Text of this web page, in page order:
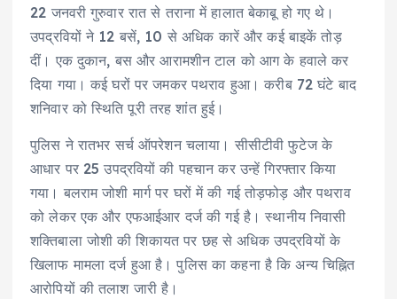
22 जनवरी गुरुवार रात से तराना में हालात बेकाबू हो गए थे।
उपद्रवियों ने 12 बसें, 10 से अधिक कारें और कई बाइकें तोड़
दीं। एक दुकान, बस और आरामशीन टाल को आग के हवाले कर
दिया गया। कई घरों पर जमकर पथराव हुआ। करीब 72 घंटे बाद
शनिवार को स्थिति पूरी तरह शांत हुई।
पुलिस ने रातभर सर्च ऑपरेशन चलाया। सीसीटीवी फुटेज के
आधार पर 25 उपद्रवियों की पहचान कर उन्हें गिरफ्तार किया
गया। बलराम जोशी मार्ग पर घरों में की गई तोड़फोड़ और पथराव
को लेकर एक और एफआईआर दर्ज की गई है। स्थानीय निवासी
शक्तिबाला जोशी की शिकायत पर छह से अधिक उपद्रवियों के
खिलाफ मामला दर्ज हुआ है। पुलिस का कहना है कि अन्य चिह्नित
आरोपियों की तलाश जारी है।